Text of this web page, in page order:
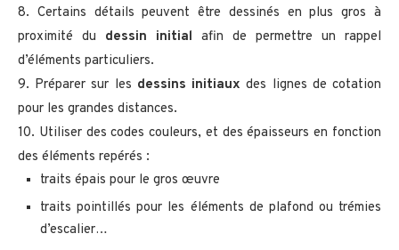
8. Certains détails peuvent être dessinés en plus gros à
proximité du dessin initial afin de permettre un rappel
d’éléments particuliers.
9. Préparer sur les dessins initiaux des lignes de cotation
pour les grandes distances.
10. Utiliser des codes couleurs, et des épaisseurs en fonction
des éléments repérés :
traits épais pour le gros œuvre
traits pointillés pour les éléments de plafond ou trémies
d’escalier…